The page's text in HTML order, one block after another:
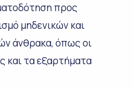
προς
μηδενικών και
άνθρακα, όπως οι
και τα εξαρτήματα